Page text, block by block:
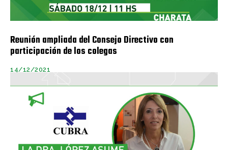
Reunión ampliada del Consejo Directivo con
participación de los colegas
14/12/2021